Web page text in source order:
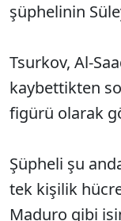
şüphelinin
Tsurkov, Al-
kaybettikten
figürü olarak
Şüpheli şu
tek kişilik
Maduro gibi